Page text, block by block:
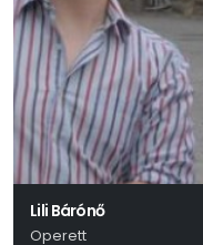
Lili Bárónő
Operett